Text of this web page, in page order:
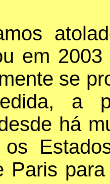
em
se
a
há
Paris